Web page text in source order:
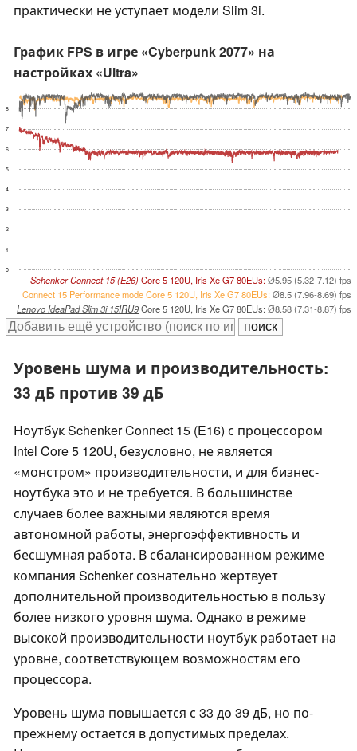
практически не уступает модели Slim 3i.
График FPS в игре «Cyberpunk 2077» на
настройках «Ultra»
0
1
2
3
4
5
6
7
8
Schenker Connect 15 (E26) Core 5 120U, Iris Xe G7 80EUs:Ø5.95 (5.32-7.12) fps
Connect 15 Performance mode Core 5 120U, Iris Xe G7 80EUs:Ø8.5 (7.96-8.69) fps
Lenovo IdeaPad Slim 3i 15IRU9Core 5 120U, Iris Xe G7 80EUs: Ø8.58 (7.31-8.87) fps
Уровень шума и производительность:
33 дБ против 39 дБ
Ноутбук Schenker Connect 15 (E16) с процессором
Intel Core 5 120U, безусловно, не является
«монстром» производительности, и для бизнес-
ноутбука это и не требуется. В большинстве
случаев более важными являются время
автономной работы, энергоэффективность и
бесшумная работа. В сбалансированном режиме
компания Schenker сознательно жертвует
дополнительной производительностью в пользу
более низкого уровня шума. Однако в режиме
высокой производительности ноутбук работает на
уровне, соответствующем возможностям его
процессора.
Уровень шума повышается с 33 до 39 дБ, но по-
прежнему остается в допустимых пределах.